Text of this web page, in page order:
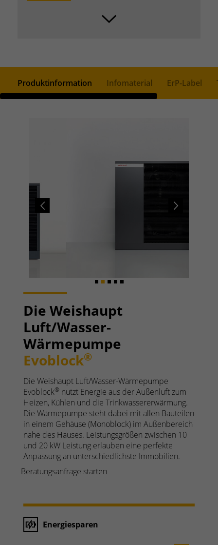
Produktinformation Infomaterial ErP-Label
Previous Next
Die Weishaupt
Luft/Wasser-
Wärmepumpe
Evoblock®
Die Weishaupt Luft/Wasser-Wärmepumpe
Evoblock® nutzt Energie aus der Außenluft zum
Heizen, Kühlen und die Trinkwassererwärmung.
Die Wärmepumpe steht dabei mit allen Bauteilen
in einem Gehäuse (Monoblock) im Außenbereich
nahe des Hauses. Leistungsgrößen zwischen 10
und 20 kW Leistung erlauben eine perfekte
Anpassung an unterschiedlichste Immobilien.
Beratungsanfrage starten
Energiesparen